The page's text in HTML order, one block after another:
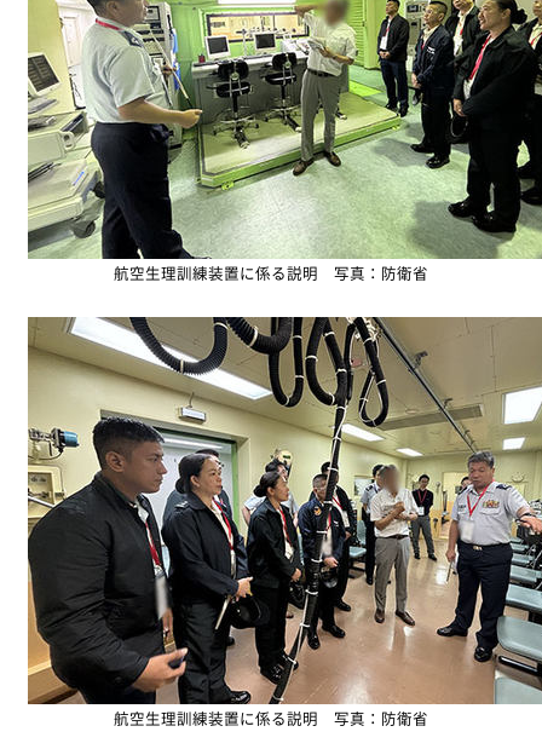
航空生理訓練装置に係る説明 写真：防衛省
航空生理訓練装置に係る説明 写真：防衛省